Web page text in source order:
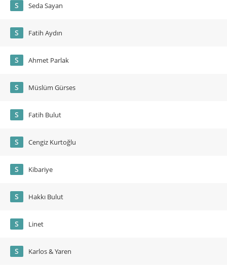
S Seda Sayan
S Fatih Aydın
S Ahmet Parlak
S Müslüm Gürses
S Fatih Bulut
S Cengiz Kurtoğlu
S Kibariye
S Hakkı Bulut
S Linet
S Karlos & Yaren